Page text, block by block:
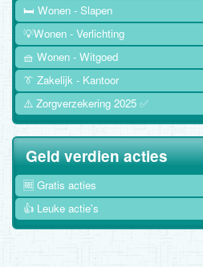
🛏️ Wonen - Slapen
💡Wonen - Verlichting
🧺 Wonen - Witgoed
👔 Zakelijk - Kantoor
⚠️ Zorgverzekering 2025 ✅
Geld verdien acties
🆓 Gratis acties
👍 Leuke actie's